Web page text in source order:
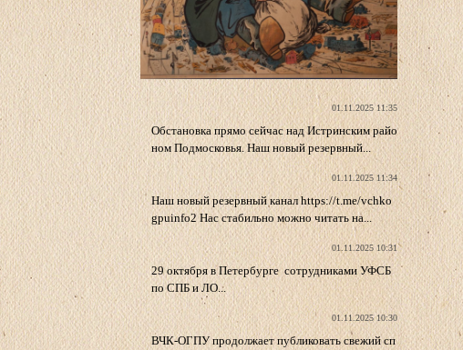
01.11.2025 11:35
Обстановка прямо сейчас над Истринским райо
ном Подмосковья. Наш новый резервный...
01.11.2025 11:34
Наш новый резервный канал https://t.me/vchko
gpuinfo2 Нас стабильно можно читать на...
01.11.2025 10:31
29 октября в Петербурге сотрудниками УФСБ
по СПБ и ЛО...
01.11.2025 10:30
ВЧК-ОГПУ продолжает публиковать свежий сп